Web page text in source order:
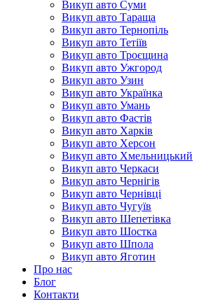
Викуп авто Суми
Викуп авто Тараща
Викуп авто Тернопіль
Викуп авто Тетіїв
Викуп авто Троєщина
Викуп авто Ужгород
Викуп авто Узин
Викуп авто Українка
Викуп авто Умань
Викуп авто Фастів
Викуп авто Харків
Викуп авто Херсон
Викуп авто Хмельницький
Викуп авто Черкаси
Викуп авто Чернігів
Викуп авто Чернівці
Викуп авто Чугуїв
Викуп авто Шепетівка
Викуп авто Шостка
Викуп авто Шпола
Викуп авто Яготин
Про нас
Блог
Контакти